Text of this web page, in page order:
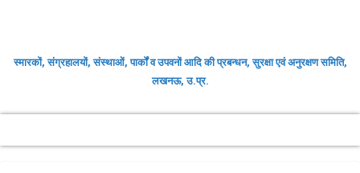
स्मारकों, संग्रहालयों, संस्थाओं, पार्कों व उपवनों आदि की प्रबन्धन, सुरक्षा एवं अनुरक्षण समिति,
लखनऊ, उ.प्र.